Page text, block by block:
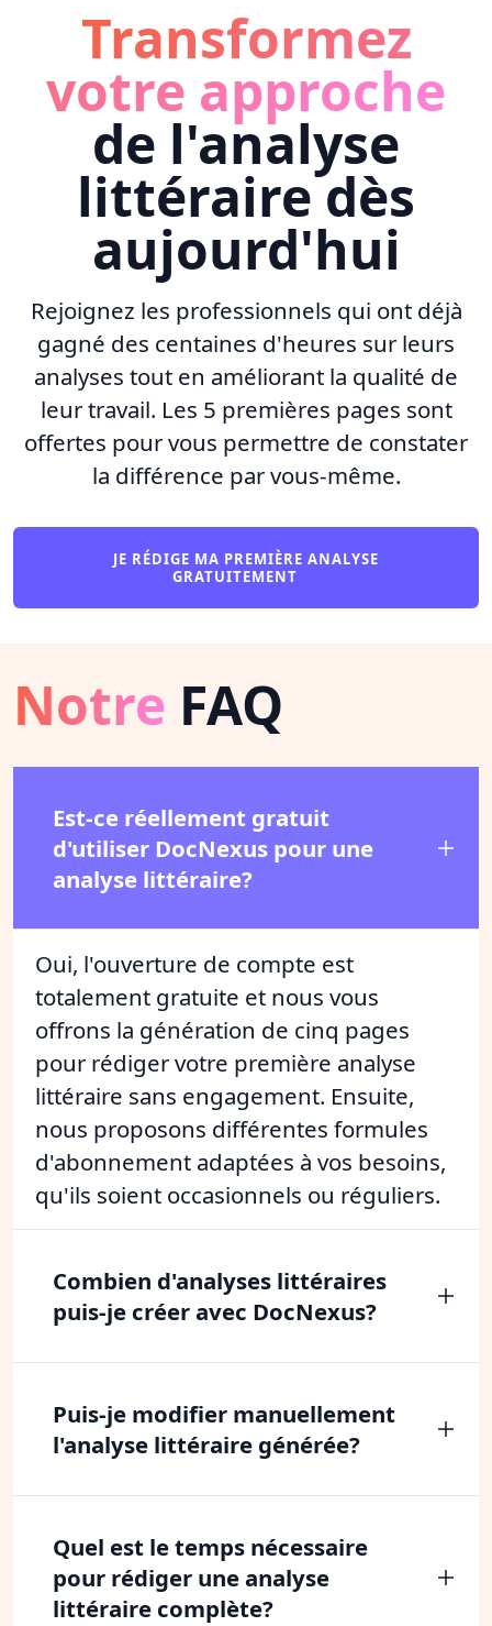
Transformez
votre approche
de l'analyse
littéraire dès
aujourd'hui
Rejoignez les professionnels qui ont déjà
gagné des centaines d'heures sur leurs
analyses tout en améliorant la qualité de
leur travail. Les 5 premières pages sont
offertes pour vous permettre de constater
la différence par vous-même.
JE RÉDIGE MA PREMIÈRE ANALYSE
GRATUITEMENT
Notre FAQ
Est-ce réellement gratuit
d'utiliser DocNexus pour une
analyse littéraire?
Oui, l'ouverture de compte est
totalement gratuite et nous vous
offrons la génération de cinq pages
pour rédiger votre première analyse
littéraire sans engagement. Ensuite,
nous proposons différentes formules
d'abonnement adaptées à vos besoins,
qu'ils soient occasionnels ou réguliers.
Combien d'analyses littéraires
puis-je créer avec DocNexus?
Puis-je modifier manuellement
l'analyse littéraire générée?
Quel est le temps nécessaire
pour rédiger une analyse
littéraire complète?